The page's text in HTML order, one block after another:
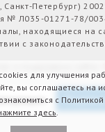
Санкт-Петербург)
№ Л035-01271-78/
находящиеся на
с
для улучшения
вы соглашаетесь на
с Политикой
здесь.